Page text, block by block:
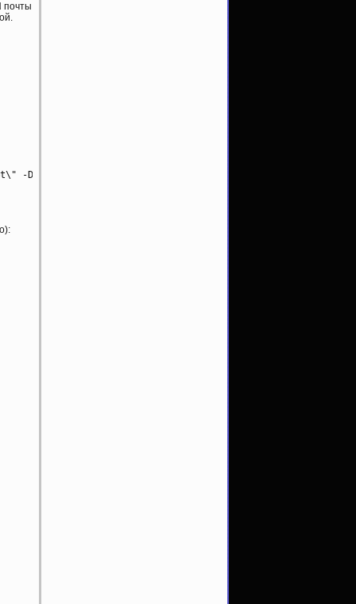
почты
-DUSE_TLS' AUXLIBS="-ldb -lnsl -lresolv -lssl"